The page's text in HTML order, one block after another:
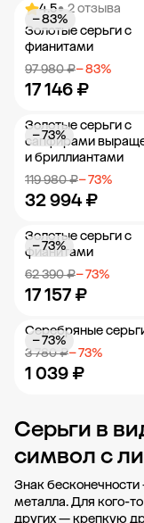
Добавить в
4.5• 2 отзыва
Золотые серьги с
фианитами
97 980 ₽− 83%
17 146 ₽
− 83%
Добавить в
Золотые серьги с
сапфирами
и бриллиантами
119 980 ₽− 73%
32 994 ₽
− 73%
Добавить в
Золотые серьги с
фианитами
62 390 ₽− 73%
17 157 ₽
− 73%
Добавить в
Серебряные
3 780 ₽− 73%
1 039 ₽
− 73%
Добавить в
Серьги в
символ с
Знак
металла. Для кого-
других — крепкую